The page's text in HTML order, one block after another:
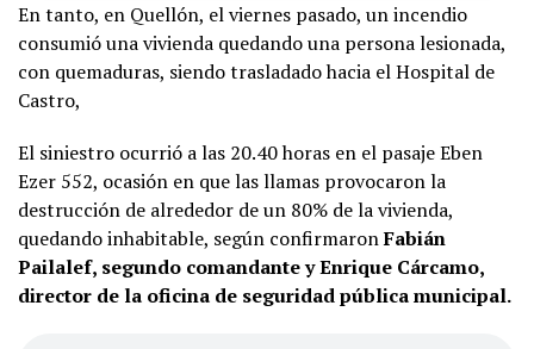
En tanto, en Quellón, el viernes pasado, un incendio
consumió una vivienda quedando una persona lesionada,
con quemaduras, siendo trasladado hacia el Hospital de
Castro,
El siniestro ocurrió a las 20.40 horas en el pasaje Eben
Ezer 552, ocasión en que las llamas provocaron la
destrucción de alrededor de un 80% de la vivienda,
quedando inhabitable, según confirmaronFabián
Pailalef, segundo comandante y Enrique Cárcamo,
director de la oficina de seguridad pública municipal.